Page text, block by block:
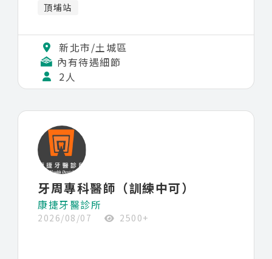
頂埔站
新北市/土城區
內有待遇細節
2人
牙周專科醫師（訓練中可）
康捷牙醫診所
2026/08/07 2500+